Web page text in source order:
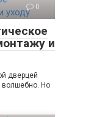
0
и
дверцей
волшебно. Но